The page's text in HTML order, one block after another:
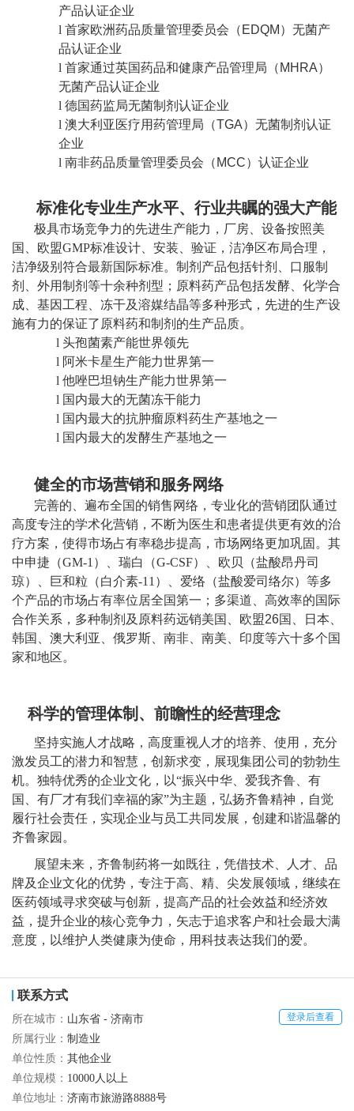
产品认证企业
l 首家欧洲药品质量管理委员会（ EDQM ）无菌产
品认证企业
l 首家通过英国药品和健康产品管理局（ MHRA）
无菌产品认证企业
l 德国药监局无菌制剂认证企业
l 澳大利亚医疗用药管理局（TGA）无菌制剂认证
企业
l 南非药品质量管理委员会（ MCC）认证企业
标准化专业生产水平、行业共瞩的强大产能
极具市场竞争力的先进生产能力，厂房、设备按照美
国、欧盟GMP标准设计、安装、验证，洁净区布局合理，
洁净级别符合最新国际标准。制剂产品包括针剂、口服制
剂、外用制剂等十余种剂型；原料药产品包括发酵、化学合
成、基因工程、冻干及溶媒结晶等多种形式，先进的生产设
施有力的保证了原料药和制剂的生产品质。
l 头孢菌素产能世界领先
l 阿米卡星生产能力世界第一
l 他唑巴坦钠生产能力世界第一
l 国内最大的无菌冻干能力
l 国内最大的抗肿瘤原料药生产基地之一
l 国内最大的发酵生产基地之一
健全的市场营销和服务网络
完善的、遍布全国的销售网络，专业化的营销团队通过
高度专注的学术化营销，不断为医生和患者提供更有效的治
疗方案，使得市场占有率稳步提高，市场网络更加巩固。其
中申捷（GM-1）、瑞白（G-CSF）、欧贝（盐酸昂丹司
琼）、巨和粒（白介素-11）、爱络（盐酸爱司络尔）等多
个产品的市场占有率位居全国第一；多渠道、高效率的国际
合作关系，多种制剂及原料药远销美国、欧盟26国、日本、
韩国、澳大利亚、俄罗斯、南非、南美、印度等六十多个国
家和地区。
科学的管理体制、前瞻性的经营理念
坚持实施人才战略，高度重视人才的培养、使用，充分
激发员工的潜力和智慧，创新求变，展现集团公司的勃勃生
机。独特优秀的企业文化，以“振兴中华、爱我齐鲁、有
国、有厂才有我们幸福的家”为主题，弘扬齐鲁精神，自觉
履行社会责任，实现企业与员工共同发展，创建和谐温馨的
齐鲁家园。
展望未来，齐鲁制药将一如既往，凭借技术、人才、品
牌及企业文化的优势，专注于高、精、尖发展领域，继续在
医药领域寻求突破与创新，提高产品的社会效益和经济效
益，提升企业的核心竞争力，矢志于追求客户和社会最大满
意度，以维护人类健康为使命，用科技表达我们的爱。
联系方式
登录后查看
所在城市： 山东省 - 济南市
所属行业： 制造业
单位性质： 其他企业
单位规模： 10000人以上
单位地址： 济南市旅游路8888号